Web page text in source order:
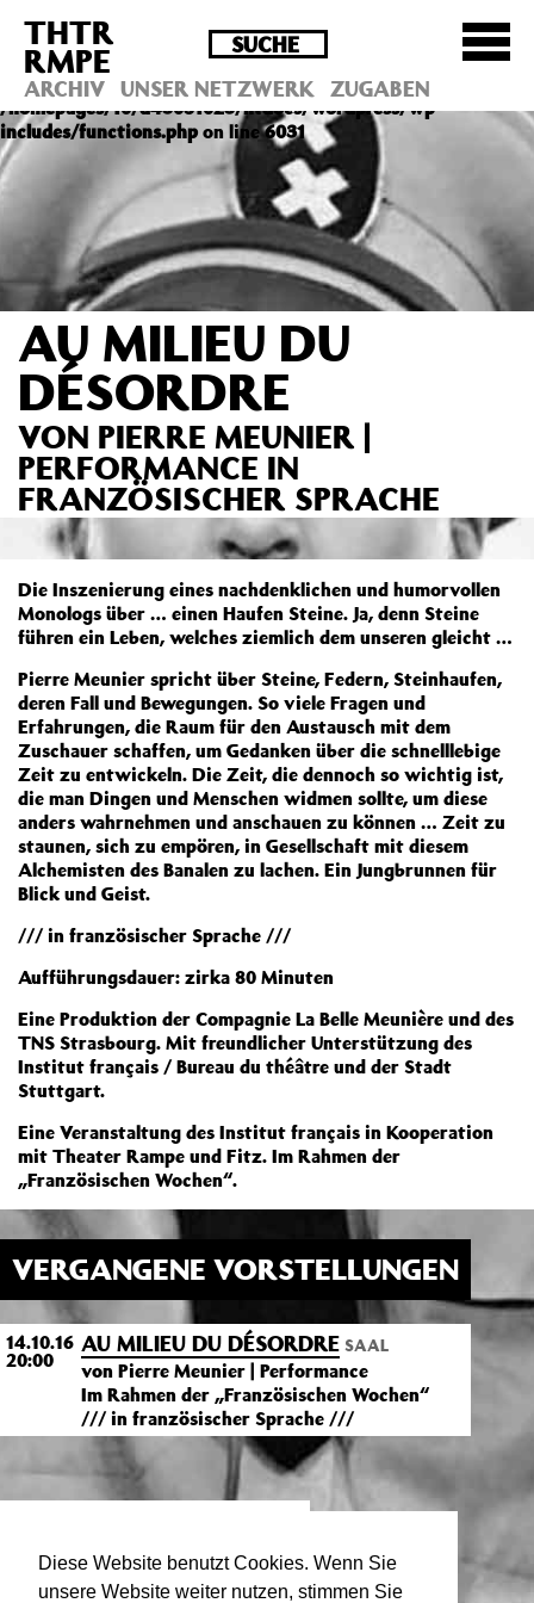
Diese Website benutzt Cookies. Wenn Sie
unsere Website weiter nutzen, stimmen Sie
Deprecated : Die Funktion post_permalink ist seit
Version 4.4.0 veraltet! Verwende stattdessen
get_permalink(). in
/homepages/10/d43051023/htdocs/wordpress/wp-
includes/functions.php on line6031
THTR
RMPE
ARCHIV UNSER NETZWERK ZUGABEN
AU MILIEU DU
DÉSORDRE
VON PIERRE MEUNIER |
PERFORMANCE IN
FRANZÖSISCHER SPRACHE
Die Inszenierung eines nachdenklichen und humorvollen
Monologs über … einen Haufen Steine. Ja, denn Steine
führen ein Leben, welches ziemlich dem unseren gleicht …
Pierre Meunier spricht über Steine, Federn, Steinhaufen,
deren Fall und Bewegungen. So viele Fragen und
Erfahrungen, die Raum für den Austausch mit dem
Zuschauer schaffen, um Gedanken über die schnelllebige
Zeit zu entwickeln. Die Zeit, die dennoch so wichtig ist,
die man Dingen und Menschen widmen sollte, um diese
anders wahrnehmen und anschauen zu können … Zeit zu
staunen, sich zu empören, in Gesellschaft mit diesem
Alchemisten des Banalen zu lachen. Ein Jungbrunnen für
Blick und Geist.
/// in französischer Sprache ///
Aufführungsdauer: zirka 80 Minuten
Eine Produktion der Compagnie La Belle Meunière und des
TNS Strasbourg. Mit freundlicher Unterstützung des
Institut français / Bureau du théâtre und der Stadt
Stuttgart.
Eine Veranstaltung des Institut français in Kooperation
mit Theater Rampe und Fitz. Im Rahmen der
„Französischen Wochen“.
VERGANGENE VORSTELLUNGEN
14.10.16
20:00
AU MILIEU DU DÉSORDRE SAAL
von Pierre Meunier | Performance
Im Rahmen der „Französischen Wochen“
/// in französischer Sprache ///
PERFORMANCE